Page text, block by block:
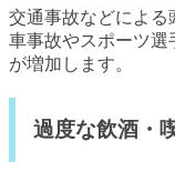
交通事故などによる
車事故やスポーツ選
が増加します。
過度な飲酒・